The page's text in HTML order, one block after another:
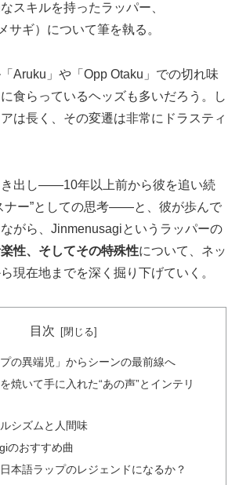
スキルを持ったラッパー、
サギ）について筆を執る。
Aruku」や「Opp Otaku」での切れ味
食らっているヘッズも多いだろう。し
は長く、その変遷は非常にドラスティ
き出し――10年以上前から彼を追い続
ナー”としての思考――と、彼が歩んで
がら、Jinmenusagiというラッパーの
性、そしてその特殊性について、ネッ
現在地までを深く掘り下げていく。
目次
の異端児」からシーンの最前線へ
焼いて手に入れた“あの声”とインテリ
シズムと人間味
のおすすめ曲
本語ラップのレジェンドになるか？